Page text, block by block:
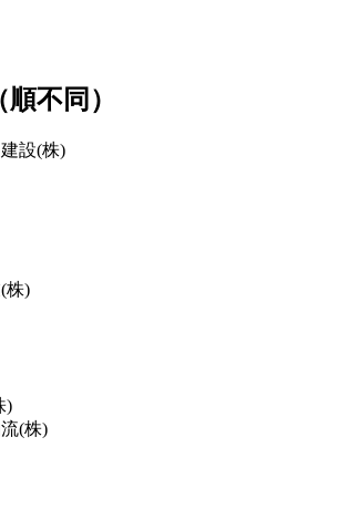
不同）
設(株)
株)
)
(株)